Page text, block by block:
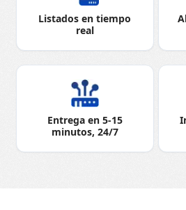
Listados en tiempo
real
Entrega en 5-15
minutos, 24/7